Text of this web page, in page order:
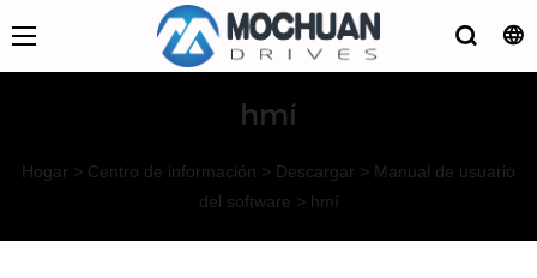
hmí
Hogar > Centro de información > Descargar > Manual de usuario
del software > hmí